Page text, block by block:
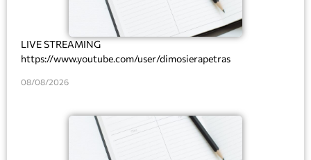
LIVE STREAMING
https://www.youtube.com/user/dimosierapetras
08/08/2026